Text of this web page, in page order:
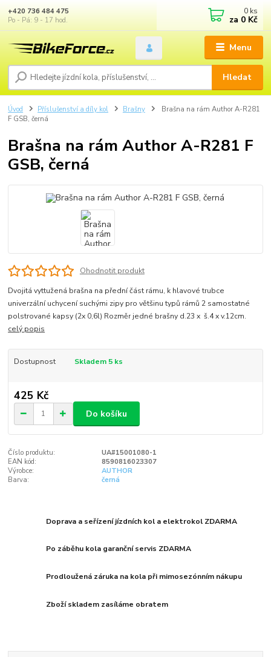
Menu
Hledat
+420 736 484 475
Po - Pá: 9 - 17 hod.
0 ks
za 0 Kč
Úvod Příslušenství a díly kol Brašny
Brašna na rám Author A-R281
F GSB, černá
Brašna na rám Author A-R281 F
GSB, černá
Ohodnotit produkt
Dvojitá vyttužená brašna na přední část rámu, k hlavové trubce
univerzální uchycení suchými zipy pro většinu typů rámů 2 samostatné
polstrované kapsy (2x 0,6l) Rozměr jedné brašny d.23 x š.4 x v.12cm.
celý popis
Dostupnost Skladem 5 ks
425 Kč
Do košíku
Číslo produktu:
UA#15001080-1
EAN kód:
8590816023307
Výrobce:
AUTHOR
Barva:
černá
Doprava a seřízení jízdních kol a elektrokol ZDARMA
Po záběhu kola garanční servis ZDARMA
Prodloužená záruka na kola při mimosezónním nákupu
Zboží skladem zasíláme obratem